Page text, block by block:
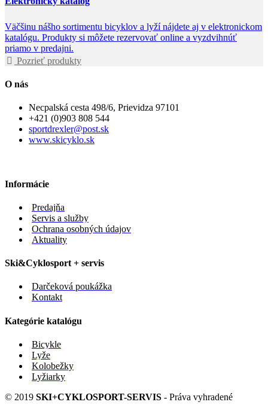
Väčšinu nášho sortimentu bicyklov a lyží nájdete aj v elektronickom
katalógu. Produkty si môžete rezervovať online a vyzdvihnúť
priamo v predajni.
Pozrieť produkty
O nás
Necpalská cesta 498/6, Prievidza 97101
+421 (0)903 808 544
sportdrexler@post.sk
www.skicyklo.sk
Informácie
Predajňa
Servis a služby
Ochrana osobných údajov
Aktuality
Ski&Cyklosport + servis
Darčeková poukážka
Kontakt
Kategórie katalógu
Bicykle
Lyže
Kolobežky
Lyžiarky
© 2019 SKI+CYKLOSPORT-SERVIS - Práva vyhradené